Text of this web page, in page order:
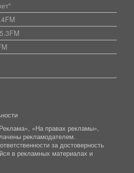
«На правах рекламы»,
рекламодателем.
за достоверность
в рекламных материалах и